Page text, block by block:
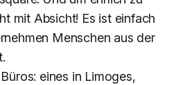
mit Absicht! Es ist einfach
Menschen aus der
eines in Limoges,